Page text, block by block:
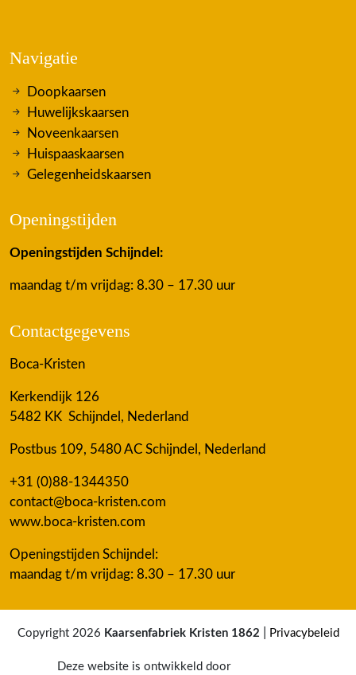
Navigatie
Doopkaarsen
Huwelijkskaarsen
Noveenkaarsen
Huispaaskaarsen
Gelegenheidskaarsen
Openingstijden
Openingstijden Schijndel:
maandag t/m vrijdag: 8.30 – 17.30 uur
Contactgegevens
Boca-Kristen
Kerkendijk 126
5482 KK Schijndel, Nederland
Postbus 109, 5480 AC Schijndel, Nederland
+31 (0)88-1344350
contact@boca-kristen.com
www.boca-kristen.com
Openingstijden Schijndel:
maandag t/m vrijdag: 8.30 – 17.30 uur
Copyright 2026 Kaarsenfabriek Kristen 1862 Privacybeleid
Deze website is ontwikkeld door